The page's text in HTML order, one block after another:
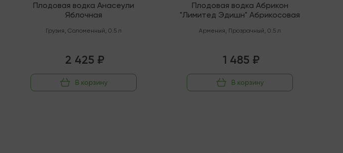
Плодовая водка Анасеули
Яблочная
Грузия,Соломенный,0.5 л
2 425 ₽
В корзину
Плодовая водка Абрикон
"Лимитед Эдишн" Абрикосовая
Армения, Прозрачный,0.5 л
1 485 ₽
В корзину